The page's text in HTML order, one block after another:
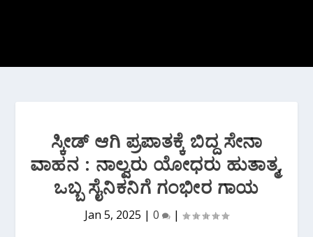
ಸ್ಕೀಡ್ ಆಗಿ ಪ್ರಪಾತಕ್ಕೆ ಬಿದ್ದ ಸೇನಾ
ವಾಹನ : ನಾಲ್ವರು ಯೋಧರು ಹುತಾತ್ಮ,
ಒಬ್ಬ ಸೈನಿಕನಿಗೆ ಗಂಭೀರ ಗಾಯ
Jan 5, 2025 | 0 |